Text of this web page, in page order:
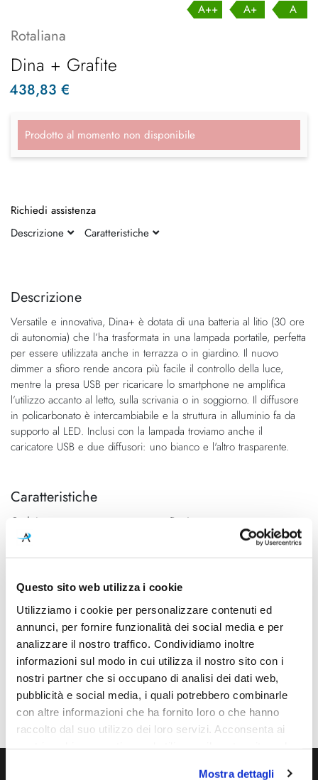
Questo sito web utilizza i cookie
Utilizziamo i cookie per personalizzare contenuti ed
annunci, per fornire funzionalità dei social media e per
analizzare il nostro traffico. Condividiamo inoltre
informazioni sul modo in cui utilizza il nostro sito con i
nostri partner che si occupano di analisi dei dati web,
pubblicità e social media, i quali potrebbero combinarle
con altre informazioni che ha fornito loro o che hanno
raccolto dal suo utilizzo dei loro servizi. Acconsenta ai
Mostra dettagli
fine
galleria
di
immagini
della
di
immagini
Descrizione
Versatile e innovativa, Dina+ è dotata di una batteria al litio (30 ore
di autonomia) che l’ha trasformata in una lampada portatile, perfetta
per essere utilizzata anche in terrazza o in giardino. Il nuovo
dimmer a sfioro rende ancora più facile il controllo della luce,
mentre la presa USB per ricaricare lo smartphone ne amplifica
l’utilizzo accanto al letto, sulla scrivania o in soggiorno. Il diffusore
in policarbonato è intercambiabile e la struttura in alluminio fa da
supporto al LED. Inclusi con la lampada troviamo anche il
caricatore USB e due diffusori: uno bianco e l'altro trasparente.
Caratteristiche
Cod.Art.
1DPT101220EL0
Designer
Dante Donegani e Giovanni
Dimensioni
110mm x Ø 200mm - H
370mm
Sorgente luminosa
Potenza e attacco
8W - 2700K - 400Lm - CRI90
Dimmerazione
inclusa
Classe energetica
A++, A+, A
Ean
8013210189009
A++ A+ A
Rotaliana
Dina + Grafite
438,83 €
Prodotto al momento non disponibile
Richiedi assistenza
Descrizione
Caratteristiche